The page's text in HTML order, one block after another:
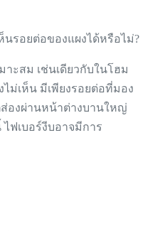
นรอยต่อของแผงได้หรือไม่?
ะสม เช่นเดียวกับในโฮม
ม่เห็น มีเพียงรอยต่อที่มอง
องผ่านหน้าต่างบานใหญ่
ฟเบอร์งีบอาจมีการ